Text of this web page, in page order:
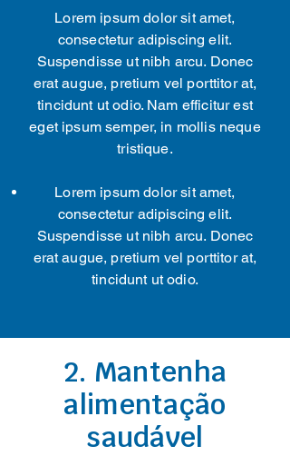
Lorem ipsum dolor sit amet,
consectetur adipiscing elit.
Suspendisse ut nibh arcu. Donec
erat augue, pretium vel porttitor at,
tincidunt ut odio. Nam efficitur est
eget ipsum semper, in mollis neque
tristique.
Lorem ipsum dolor sit amet,
consectetur adipiscing elit.
Suspendisse ut nibh arcu. Donec
erat augue, pretium vel porttitor at,
tincidunt ut odio.
2. Mantenha
alimentação
saudável